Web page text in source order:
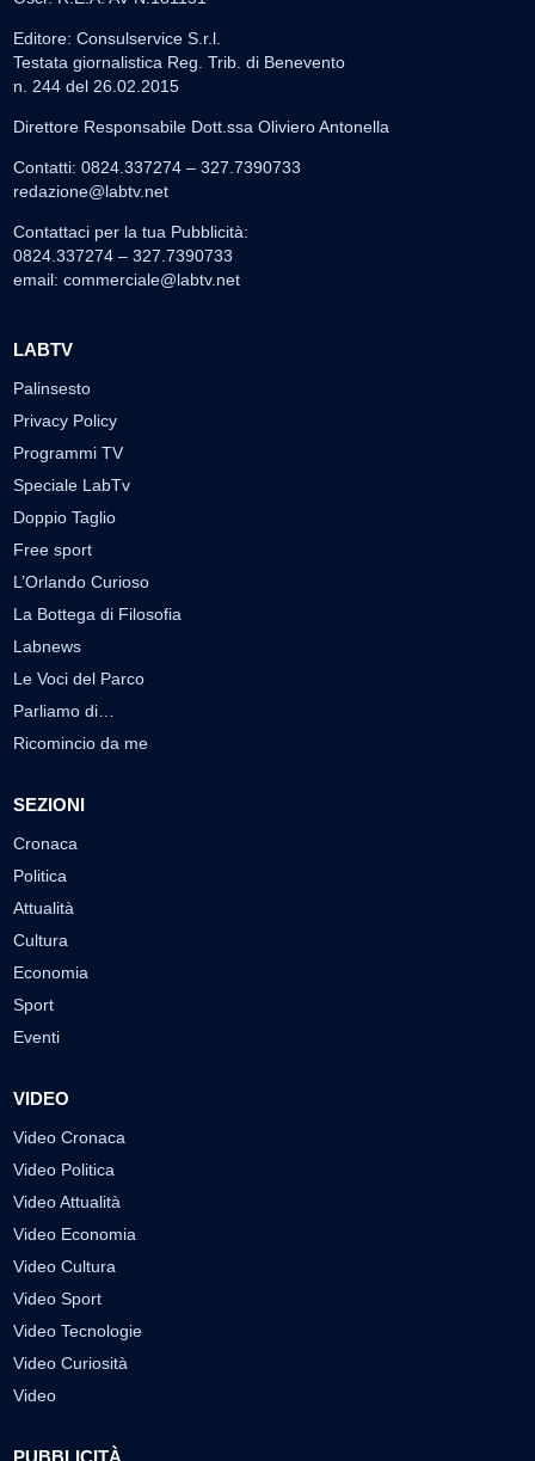
Editore: Consulservice S.r.l.
Testata giornalistica Reg. Trib. di Benevento
n. 244 del 26.02.2015
Direttore Responsabile Dott.ssa Oliviero Antonella
Contatti: 0824.337274 – 327.7390733
redazione@labtv.net
Contattaci per la tua Pubblicità:
0824.337274 – 327.7390733
email: commerciale@labtv.net
LABTV
Palinsesto
Privacy Policy
Programmi TV
Speciale LabTv
Doppio Taglio
Free sport
L’Orlando Curioso
La Bottega di Filosofia
Labnews
Le Voci del Parco
Parliamo di…
Ricomincio da me
SEZIONI
Cronaca
Politica
Attualità
Cultura
Economia
Sport
Eventi
VIDEO
Video Cronaca
Video Politica
Video Attualità
Video Economia
Video Cultura
Video Sport
Video Tecnologie
Video Curiosità
Video
PUBBLICITÀ